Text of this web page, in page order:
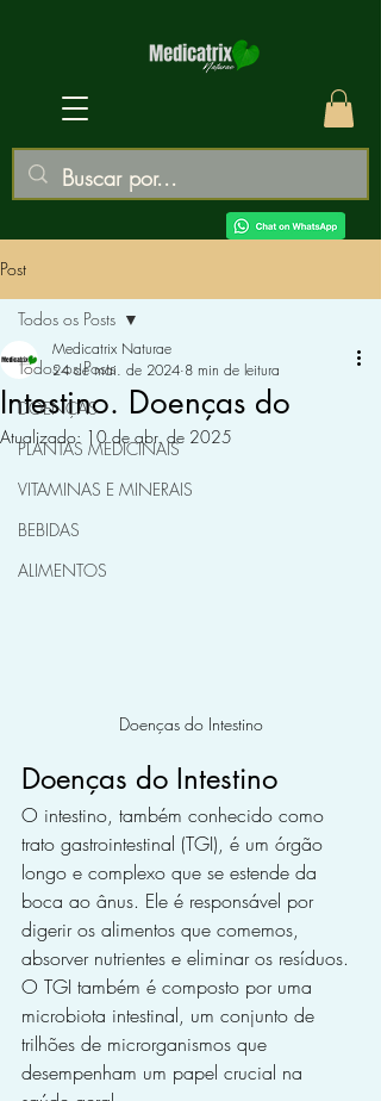
Post
Todos os Posts
DOENÇAS
PLANTAS MEDICINAIS
VITAMINAS E MINERAIS
BEBIDAS
ALIMENTOS
Todos os Posts
Intestino. Doenças do
Medicatrix Naturae
24 de mai. de 2024 8 min de leitura
Atualizado: 10 de abr. de 2025
Doenças do Intestino
Doenças do Intestino
O intestino, também conhecido como
trato gastrointestinal (TGI), é um órgão
longo e complexo que se estende da
boca ao ânus. Ele é responsável por
digerir os alimentos que comemos,
absorver nutrientes e eliminar os resíduos.
O TGI também é composto por uma
microbiota intestinal, um conjunto de
trilhões de microrganismos que
desempenham um papel crucial na